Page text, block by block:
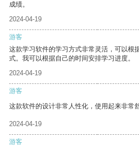
成绩。
2024-04-19
游客
这款学习软件的学习方式非常灵活，可以根
式。我可以根据自己的时间安排学习进度。
2024-04-19
游客
这款软件的设计非常人性化，使用起来非常舒
2024-04-19
游客